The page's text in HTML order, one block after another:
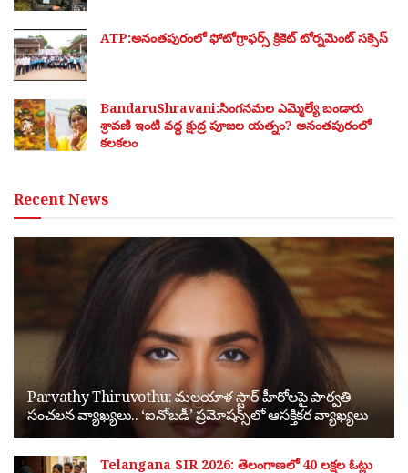
ATP:అనంతపురంలో ఫోటోగ్రాఫర్స్ క్రికెట్ టోర్నమెంట్ సక్సెస్
BandaruShravani:సింగనమల ఎమ్మెల్యే బండారు
శ్రావణి ఇంటి వద్ద క్షుద్ర పూజల యత్నం? అనంతపురంలో
కలకలం
Recent News
Parvathy Thiruvothu: మలయాళ స్టార్ హీరోలపై పార్వతి
సంచలన వ్యాఖ్యలు.. ‘ఐనోబడీ’ ప్రమోషన్స్‌లో ఆసక్తికర వ్యాఖ్యలు
Telangana SIR 2026: తెలంగాణలో 40 లక్షల ఓట్లు